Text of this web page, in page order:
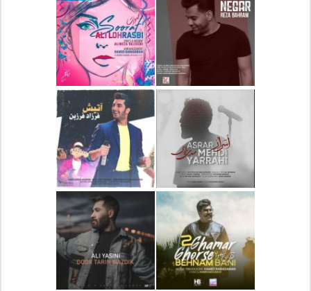
دانلود آلبوم جدید سیروان
خسروی بنام مونولوگ
دانلود آهنگ جدید علیرضا
قربانی بنام خیال خوش
دانلود آهنگ جدید رضا
بهرام بنام نگار
دانلود آهنگ جدید علی
لهراسبی بنام صورت
دانلود آهنگ جدید مهدی
یراحی بنام اسرار
دانلود آهنگ جدید فرزاد
فرزین بنام آتیش